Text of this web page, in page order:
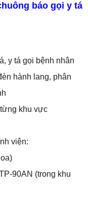
báo gọi y tá
y tá gọi bệnh nhân
hành lang, phân
khu vực
viện:
90AN (trong khu